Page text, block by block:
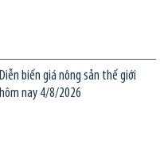
Diễn biến giá nông sản thế giới
hôm nay 4/8/2026